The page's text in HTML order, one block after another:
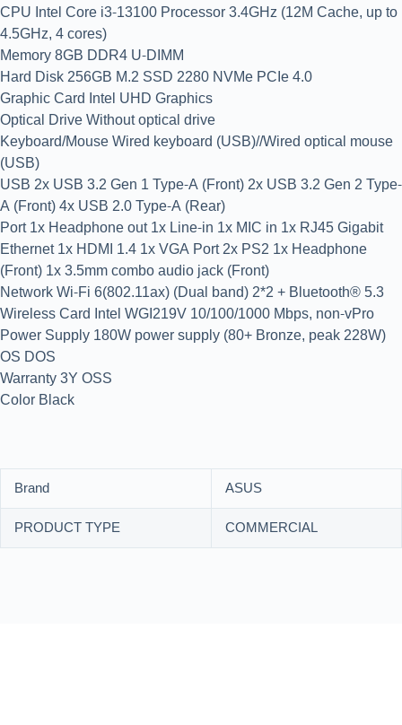
CPU Intel Core i3-13100 Processor 3.4GHz (12M Cache, up to
4.5GHz, 4 cores)
Memory 8GB DDR4 U-DIMM
Hard Disk 256GB M.2 SSD 2280 NVMe PCIe 4.0
Graphic Card Intel UHD Graphics
Optical Drive Without optical drive
Keyboard/Mouse Wired keyboard (USB)//Wired optical mouse
(USB)
USB 2x USB 3.2 Gen 1 Type-A (Front) 2x USB 3.2 Gen 2 Type-
A (Front) 4x USB 2.0 Type-A (Rear)
Port 1x Headphone out 1x Line-in 1x MIC in 1x RJ45 Gigabit
Ethernet 1x HDMI 1.4 1x VGA Port 2x PS2 1x Headphone
(Front) 1x 3.5mm combo audio jack (Front)
Network Wi-Fi 6(802.11ax) (Dual band) 2*2 + Bluetooth® 5.3
Wireless Card Intel WGI219V 10/100/1000 Mbps, non-vPro
Power Supply 180W power supply (80+ Bronze, peak 228W)
OS DOS
Warranty 3Y OSS
Color Black
Brand
ASUS
PRODUCT TYPE
COMMERCIAL